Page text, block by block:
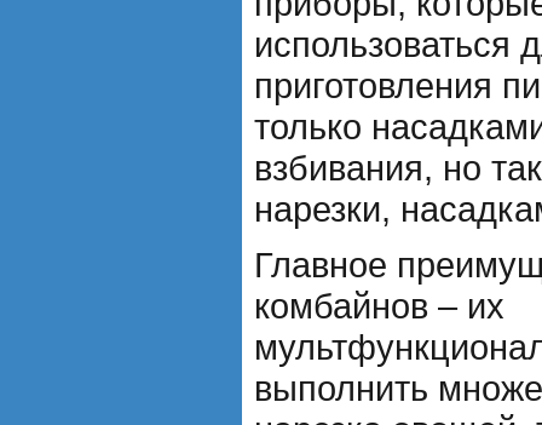
использоваться
приготовления
только
взбивания, но
нарезки,
Главное
комбайнов – их
выполнить